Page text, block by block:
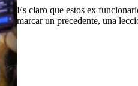
Es claro que estos ex
marcar un precedente, una